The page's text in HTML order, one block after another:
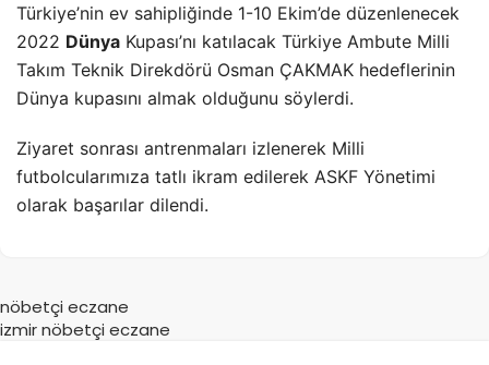
Türkiye’nin ev sahipliğinde 1-10 Ekim’de düzenlenecek
2022 Dünya Kupası’nı katılacak Türkiye Ambute Milli
Takım Teknik Direkdörü Osman ÇAKMAK hedeflerinin
Dünya kupasını almak olduğunu söylerdi.
Ziyaret sonrası antrenmaları izlenerek Milli
futbolcularımıza tatlı ikram edilerek ASKF Yönetimi
olarak başarılar dilendi.
nöbetçi eczane
izmir nöbetçi eczane